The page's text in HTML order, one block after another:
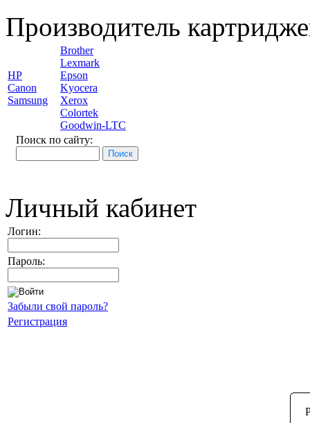
Производитель
HP
Canon
Samsung
Brother
Lexmark
Epson
Kyocera
Xerox
Colortek
Goodwin-LTC
Поиск по сайту:
Личный кабинет
Логин:
Пароль:
Забыли свой пароль?
Регистрация